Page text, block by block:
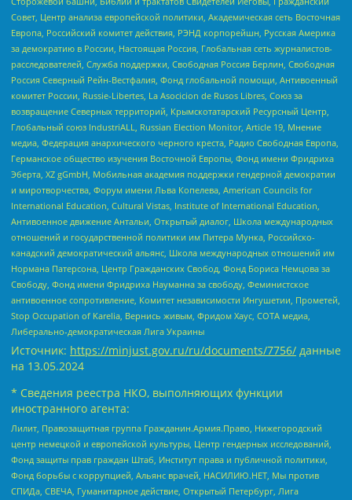
Совет, Центр анализа европейской политики, Академическая сеть Восточная
Европа, Российский комитет действия, РЭНД корпорейшн, Русская Америка
за демократию в России, Настоящая Россия, Глобальная сеть журналистов-
расследователей, Служба поддержки, Свободная Россия Берлин, Свободная
Россия Северный Рейн-Вестфалия, Фонд глобальной помощи, Антивоенный
комитет России, Russie-Libertes, La Asocicion de Rusos Libres, Союз за
возвращение Северных территорий, Крымскотатарский Ресурсный Центр,
Глобальный союз IndustriALL, Russian Election Monitor, Article 19, Мнение
медиа, Федерация анархического черного креста, Радио Свободная Европа,
Германское общество изучения Восточной Европы, Фонд имени Фридриха
Эберта, XZ gGmbH, Мобильная академия поддержки гендерной демократии
и миротворчества, Форум имени Льва Копелева, American Councils for
International Education, Cultural Vistas, Institute of International Education,
Антивоенное движение Антальи, Открытый диалог, Школа международных
отношений и государственной политики им Питера Мунка, Российско-
канадский демократический альянс, Школа международных отношений им
Нормана Патерсона, Центр Гражданских Свобод, Фонд Бориса Немцова за
Свободу, Фонд имени Фридриха Науманна за свободу, Феминистское
антивоенное сопротивление, Комитет независимости Ингушетии, Прометей,
Stop Occupation of Karelia, Вернись живым, Фридом Хаус, СОТА медиа,
Либерально-демократическая Лига Украины
Источник: https://minjust.gov.ru/ru/documents/7756/ данные
на 13.05.2024
* Сведения реестра НКО, выполняющих функции
иностранного агента:
Лилит, Правозащитная группа Гражданин.Армия.Право, Нижегородский
центр немецкой и европейской культуры, Центр гендерных исследований,
Фонд защиты прав граждан Штаб, Институт права и публичной политики,
Фонд борьбы с коррупцией, Альянс врачей, НАСИЛИЮ.НЕТ, Мы против
СПИДа, СВЕЧА, Гуманитарное действие, Открытый Петербург, Лига